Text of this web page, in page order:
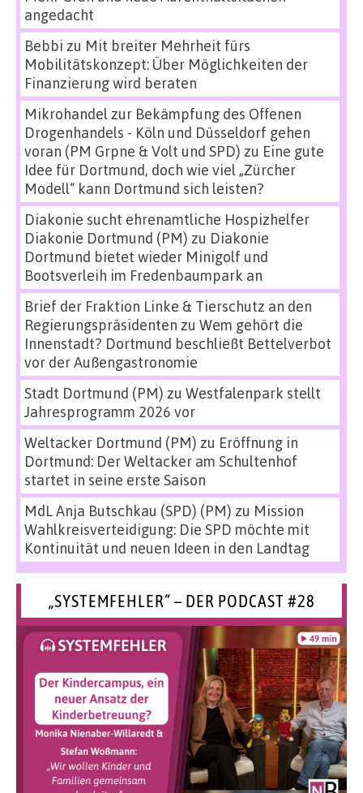
angedacht
Bebbi zu Mit breiter Mehrheit fürs
Mobilitätskonzept: Über Möglichkeiten der
Finanzierung wird beraten
Mikrohandel zur Bekämpfung des Offenen
Drogenhandels - Köln und Düsseldorf gehen
voran (PM Grpne & Volt und SPD) zu Eine gute
Idee für Dortmund, doch wie viel „Zürcher
Modell“ kann Dortmund sich leisten?
Diakonie sucht ehrenamtliche Hospizhelfer
Diakonie Dortmund (PM) zu Diakonie
Dortmund bietet wieder Minigolf und
Bootsverleih im Fredenbaumpark an
Brief der Fraktion Linke & Tierschutz an den
Regierungspräsidenten zu Wem gehört die
Innenstadt? Dortmund beschließt Bettelverbot
vor der Außengastronomie
Stadt Dortmund (PM) zu Westfalenpark stellt
Jahresprogramm 2026 vor
Weltacker Dortmund (PM) zu Eröffnung in
Dortmund: Der Weltacker am Schultenhof
startet in seine erste Saison
MdL Anja Butschkau (SPD) (PM) zu Mission
Wahlkreisverteidigung: Die SPD möchte mit
Kontinuität und neuen Ideen in den Landtag
„SYSTEMFEHLER“ – DER PODCAST #28